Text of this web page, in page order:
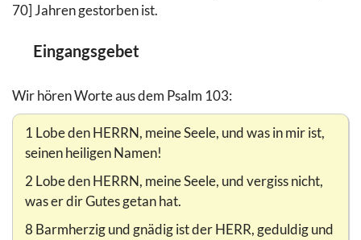
70] Jahren gestorben ist.
Eingangsgebet
Wir hören Worte aus dem Psalm 103:
1 Lobe den HERRN, meine Seele, und was in mir ist,
seinen heiligen Namen!
2 Lobe den HERRN, meine Seele, und vergiss nicht,
was er dir Gutes getan hat.
8 Barmherzig und gnädig ist der HERR, geduldig und